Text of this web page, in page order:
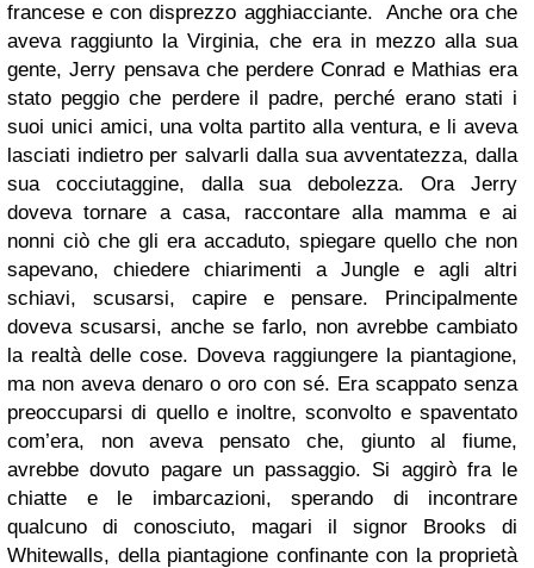
francese e con disprezzo agghiacciante. Anche ora che
aveva raggiunto la Virginia, che era in mezzo alla sua
gente, Jerry pensava che perdere Conrad e Mathias era
stato peggio che perdere il padre, perché erano stati i
suoi unici amici, una volta partito alla ventura, e li aveva
lasciati indietro per salvarli dalla sua avventatezza, dalla
sua cocciutaggine, dalla sua debolezza. Ora Jerry
doveva tornare a casa, raccontare alla mamma e ai
nonni ciò che gli era accaduto, spiegare quello che non
sapevano, chiedere chiarimenti a Jungle e agli altri
schiavi, scusarsi, capire e pensare. Principalmente
doveva scusarsi, anche se farlo, non avrebbe cambiato
la realtà delle cose. Doveva raggiungere la piantagione,
ma non aveva denaro o oro con sé. Era scappato senza
preoccuparsi di quello e inoltre, sconvolto e spaventato
com’era, non aveva pensato che, giunto al fiume,
avrebbe dovuto pagare un passaggio. Si aggirò fra le
chiatte e le imbarcazioni, sperando di incontrare
qualcuno di conosciuto, magari il signor Brooks di
Whitewalls, della piantagione confinante con la proprietà